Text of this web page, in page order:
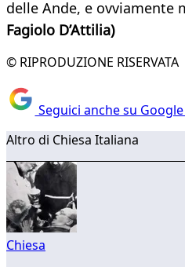
delle Ande, e ovviamente
Fagiolo D’Attilia)
© RIPRODUZIONE RISERVATA
Seguici anche su
Altro di Chiesa Italiana
Chiesa